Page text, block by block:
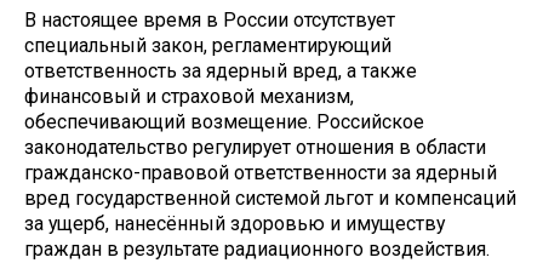
В настоящее время в России отсутствует
специальный закон, регламентирующий
ответственность за ядерный вред, а также
финансовый и страховой механизм,
обеспечивающий возмещение. Российское
законодательство регулирует отношения в области
гражданско-правовой ответственности за ядерный
вред государственной системой льгот и компенсаций
за ущерб, нанесённый здоровью и имуществу
граждан в результате радиационного воздействия.